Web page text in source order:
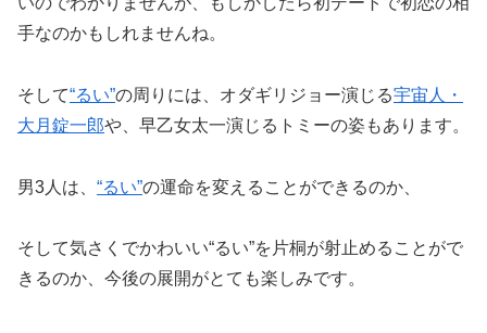
手なのかもしれませんね。
そして“るい”の周りには、オダギリジョー演じる宇宙人・
大月錠一郎や、早乙女太一演じるトミーの姿もあります。
男3人は、 “るい”の運命を変えることができるのか、
そして気さくでかわいい“るい”を片桐が射止めることがで
きるのか、今後の展開がとても楽しみです。